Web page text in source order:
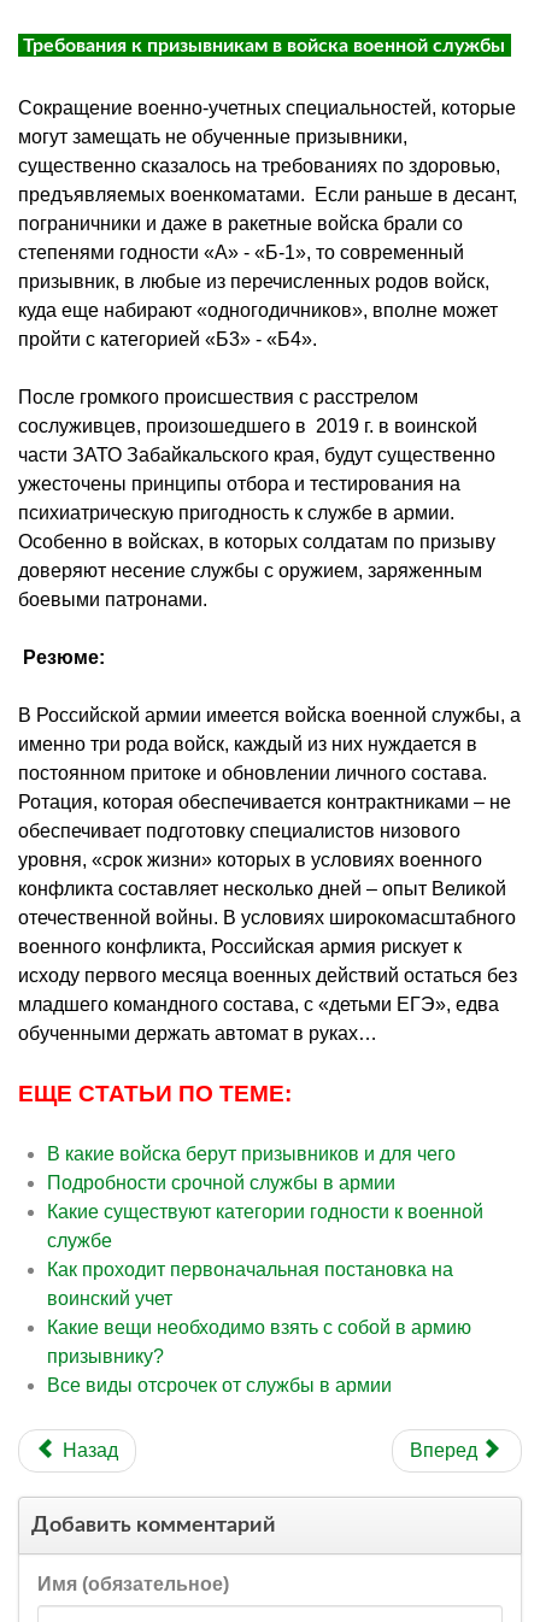
Требования к призывникам в войска военной службы
Сокращение военно-учетных специальностей, которые
могут замещать не обученные призывники,
существенно сказалось на требованиях по здоровью,
предъявляемых военкоматами. Если раньше в десант,
пограничники и даже в ракетные войска брали со
степенями годности «А» - «Б-1», то современный
призывник, в любые из перечисленных родов войск,
куда еще набирают «одногодичников», вполне может
пройти с категорией «Б3» - «Б4».
После громкого происшествия с расстрелом
сослуживцев, произошедшего в 2019 г. в воинской
части ЗАТО Забайкальского края, будут существенно
ужесточены принципы отбора и тестирования на
психиатрическую пригодность к службе в армии.
Особенно в войсках, в которых солдатам по призыву
доверяют несение службы с оружием, заряженным
боевыми патронами.
Резюме:
В Российской армии имеется войска военной службы, а
именно три рода войск, каждый из них нуждается в
постоянном притоке и обновлении личного состава.
Ротация, которая обеспечивается контрактниками – не
обеспечивает подготовку специалистов низового
уровня, «срок жизни» которых в условиях военного
конфликта составляет несколько дней – опыт Великой
отечественной войны. В условиях широкомасштабного
военного конфликта, Российская армия рискует к
исходу первого месяца военных действий остаться без
младшего командного состава, с «детьми ЕГЭ», едва
обученными держать автомат в руках…
ЕЩЕ СТАТЬИ ПО ТЕМЕ:
В какие войска берут призывников и для чего
Подробности срочной службы в армии
Какие существуют категории годности к военной
службе
Как проходит первоначальная постановка на
воинский учет
Какие вещи необходимо взять с собой в армию
призывнику?
Все виды отсрочек от службы в армии
Назад Вперед
Добавить комментарий
Имя (обязательное)